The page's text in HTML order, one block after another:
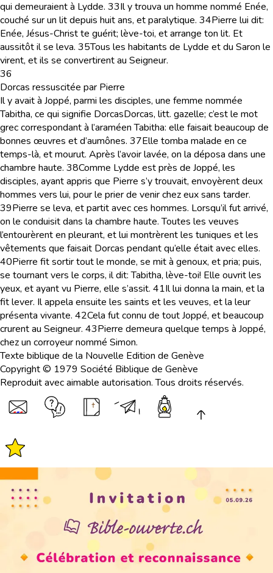
qui demeuraient à Lydde. 33Il y trouva un homme nommé Enée,
couché sur un lit depuis huit ans, et paralytique. 34Pierre lui dit:
Enée, Jésus-Christ te guérit; lève-toi, et arrange ton lit. Et
aussitôt il se leva. 35Tous les habitants de Lydde et du Saron le
virent, et ils se convertirent au Seigneur.
36
Dorcas ressuscitée par Pierre
Il y avait à Joppé, parmi les disciples, une femme nommée
Tabitha, ce qui signifie DorcasDorcas, litt. gazelle; c’est le mot
grec correspondant à l’araméenTabitha: elle faisait beaucoup de
bonnes œuvres et d’aumônes. 37Elle tomba malade en ce
temps-là, et mourut. Après l’avoir lavée, on la déposa dans une
chambre haute. 38Comme Lydde est près de Joppé, les
disciples, ayant appris que Pierre s’y trouvait, envoyèrent deux
hommes vers lui, pour le prier de venir chez eux sans tarder.
39Pierre se leva, et partit avec ces hommes. Lorsqu’il fut arrivé,
on le conduisit dans la chambre haute. Toutes les veuves
l’entourèrent en pleurant, et lui montrèrent les tuniques et les
vêtements que faisait Dorcas pendant qu’elle était avec elles.
40Pierre fit sortir tout le monde, se mit à genoux, et pria; puis,
se tournant vers le corps, il dit: Tabitha, lève-toi! Elle ouvrit les
yeux, et ayant vu Pierre, elle s’assit. 41Il lui donna la main, et la
fit lever. Il appela ensuite les saints et les veuves, et la leur
présenta vivante. 42Cela fut connu de tout Joppé, et beaucoup
crurent au Seigneur. 43Pierre demeura quelque temps à Joppé,
chez un corroyeur nommé Simon.
Texte biblique de la Nouvelle Edition de Genève
Copyright © 1979 Société Biblique de Genève
Reproduit avec aimable autorisation. Tous droits réservés.